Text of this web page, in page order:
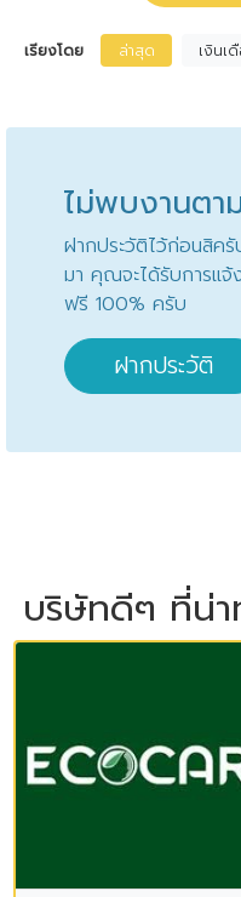
เรียงโดย ล่าสุด เงินเ
ไม่พบงานตา
ฝากประวัติไว้ก่อนสิค
มา คุณจะได้รับการแจ้
ฟรี 100% ครับ
ฝากประวัติ
บริษัทดีๆ ที่น่า